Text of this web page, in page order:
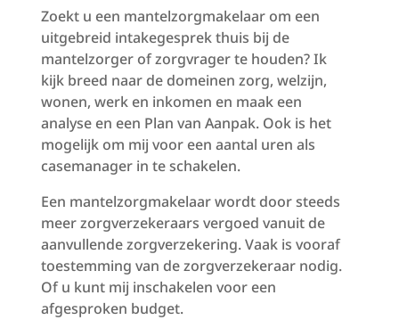
Zoekt u een mantelzorgmakelaar om een
uitgebreid intakegesprek thuis bij de
mantelzorger of zorgvrager te houden? Ik
kijk breed naar de domeinen zorg, welzijn,
wonen, werk en inkomen en maak een
analyse en een Plan van Aanpak. Ook is het
mogelijk om mij voor een aantal uren als
casemanager in te schakelen.
Een mantelzorgmakelaar wordt door steeds
meer zorgverzekeraars vergoed vanuit de
aanvullende zorgverzekering. Vaak is vooraf
toestemming van de zorgverzekeraar nodig.
Of u kunt mij inschakelen voor een
afgesproken budget.